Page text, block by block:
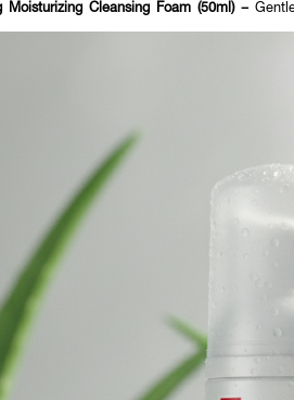
Moisturizing Cleansing Foam (50ml) –